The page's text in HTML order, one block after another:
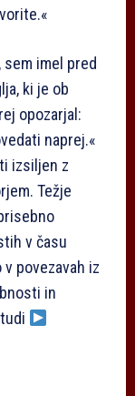
sem imel pred
ki je ob
opozarjal:
naprej.«
izsiljen z
Težje
v času
povezavah iz
in